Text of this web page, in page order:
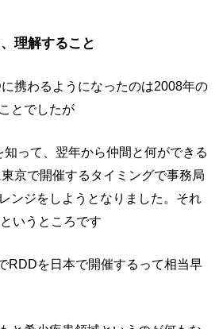
理解すること
携わるようになったのは2008年の
とでしたが
って、翌年から仲間と何ができる
京で開催するタイミングで事務局
ンジをしようとなりました。それ
いうところです
RDDを日本で開催するって相当早